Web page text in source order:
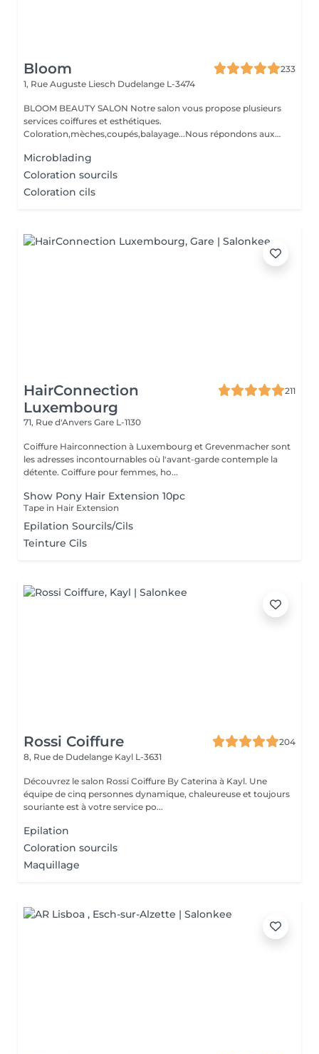
Bloom
233
1, Rue Auguste Liesch Dudelange L-3474
BLOOM BEAUTY SALON Notre salon vous propose plusieurs
services coiffures et esthétiques.
Coloration,mèches,coupés,balayage...Nous répondons aux
Microblading
Coloration sourcils
Coloration cils
HairConnection
Luxembourg
211
71, Rue d'Anvers Gare L-1130
Coiffure Hairconnection à Luxembourg et Grevenmacher sont
les adresses incontournables où l'avant-garde contemple la
détente. Coiffure pour femmes, ho...
Show Pony Hair Extension 10pc
Tape in Hair Extension
Epilation Sourcils/Cils
Teinture Cils
Rossi Coiffure
204
8, Rue de Dudelange Kayl L-3631
Découvrez le salon Rossi Coiffure By Caterina à Kayl. Une
équipe de cinq personnes dynamique, chaleureuse et toujours
souriante est à votre service po...
Epilation
Coloration sourcils
Maquillage